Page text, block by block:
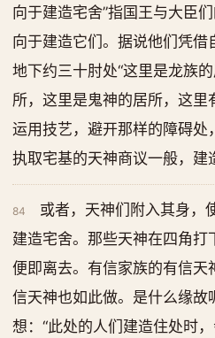
向于建造宅舍”指国王与大臣
向于建造它们。据说他们凭借
地下约三十肘处“这里是龙族
所，这里是鬼神的居所，这里
运用技艺，避开那样的障碍处
执取宅基的天神商议一般，建
84
或者，天神们附入其身，
建造宅舍。那些天神在四角打
便即离去。有信家族的有信天
信天神也如此做。是什么缘故
想：“此处的人们建造住处时